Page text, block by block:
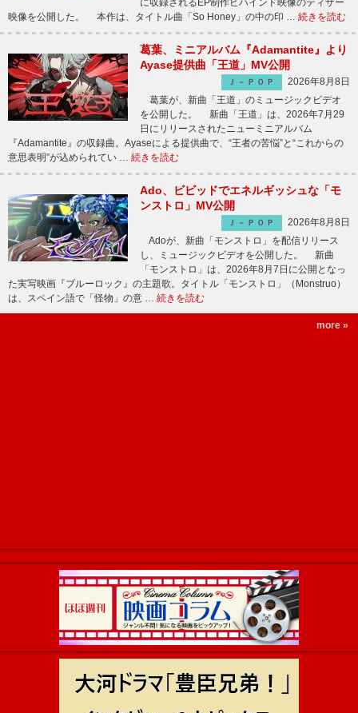
に収録されるEP制作ビハインド映像のティザー
映像を公開した。 本作は、タイトル曲「So Honey」の中の印 … 続きを読む
葛葉、ミニアルバム『Adamantite』より
Ayase提供曲「王道」MV公開
Ｊ－ＰＯＰ
2026年8月8日
葛葉が、新曲「王道」のミュージックビデオ
を公開した。 新曲「王道」は、2026年7月29
日にリリースされたニューミニアルバム
『Adamantite』の収録曲。Ayaseによる提供曲で、“王者の苦悩”と“これからの
意思表明”が込められてい … 続きを読む
Ado、ビビッドでエネルギッシュな「モ
ンストロ」MV公開
Ｊ－ＰＯＰ
2026年8月8日
Adoが、新曲「モンストロ」を配信リリース
し、ミュージックビデオを公開した。 新曲
「モンストロ」は、2026年8月7日に公開となっ
た実写映画『ブルーロック』の主題歌。タイトル「モンストロ」（Monstruo）
は、スペイン語で「怪物」の意 … 続きを読む
more »